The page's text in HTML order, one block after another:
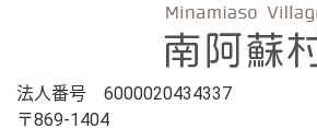
法人番号 6000020434337
〒869-1404